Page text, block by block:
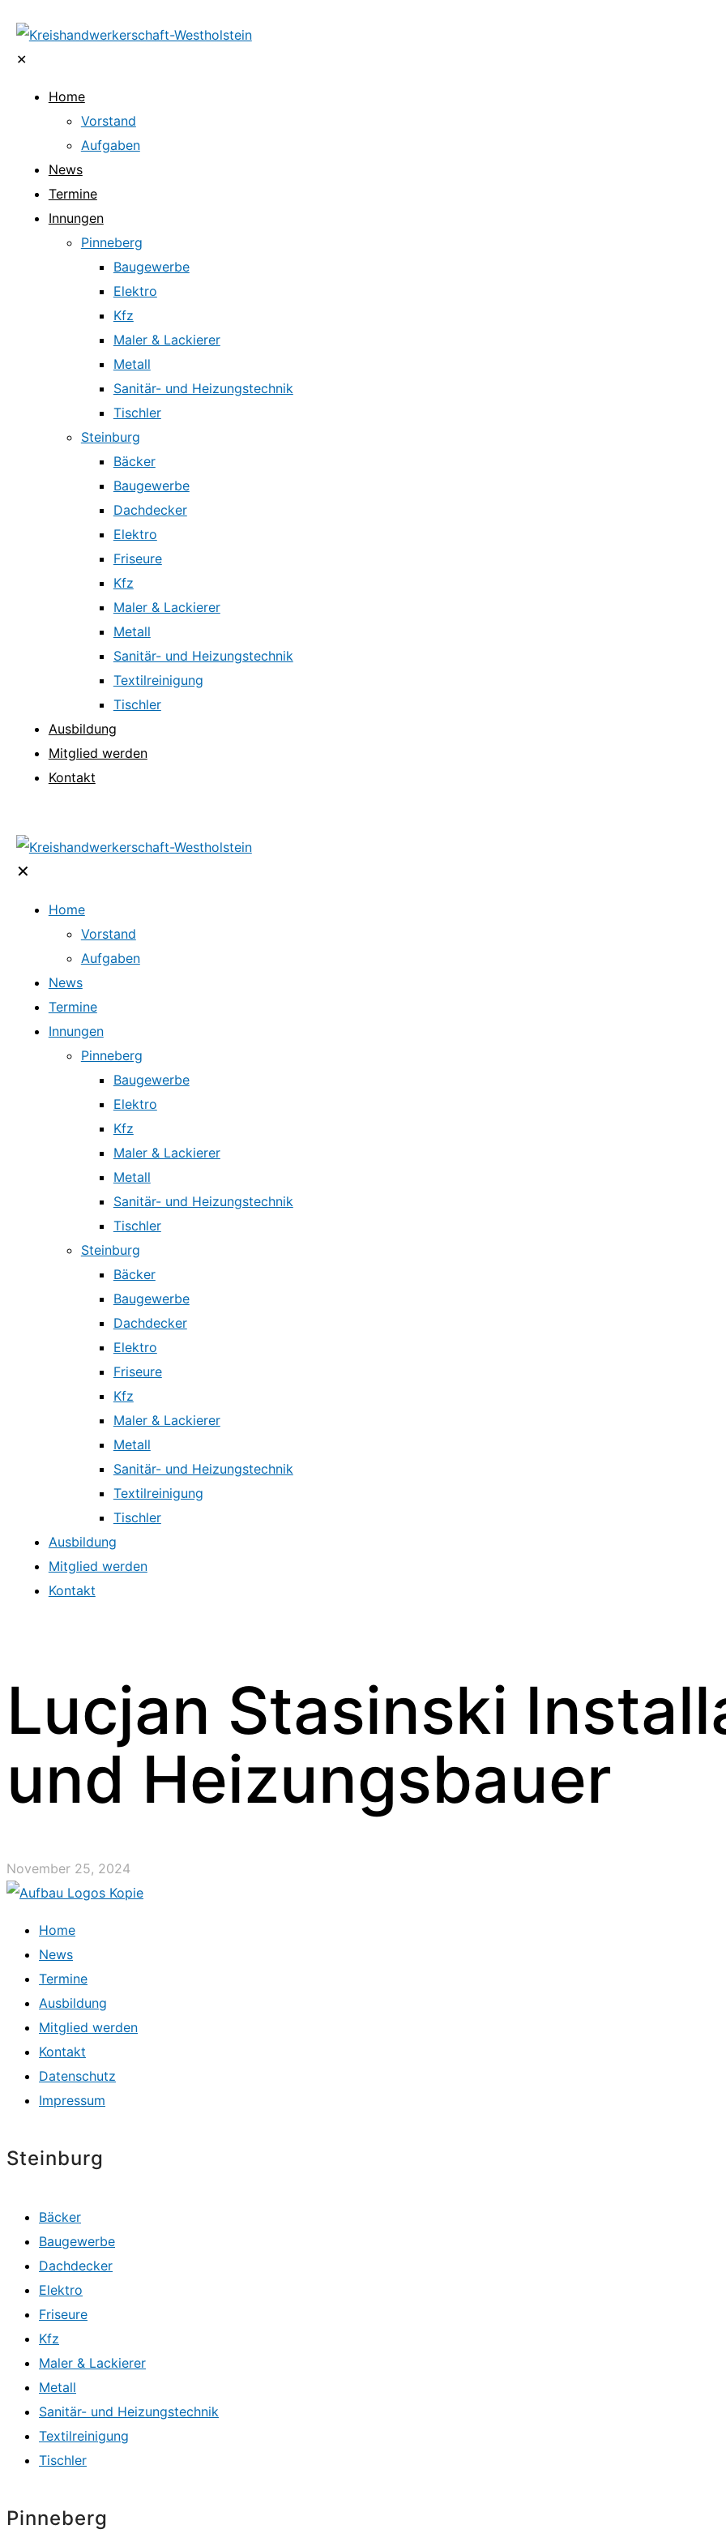
✕
Home
Vorstand
Aufgaben
News
Termine
Innungen
Pinneberg
Baugewerbe
Elektro
Kfz
Maler & Lackierer
Metall
Sanitär- und Heizungstechnik
Tischler
Steinburg
Bäcker
Baugewerbe
Dachdecker
Elektro
Friseure
Kfz
Maler & Lackierer
Metall
Sanitär- und Heizungstechnik
Textilreinigung
Tischler
Ausbildung
Mitglied werden
Kontakt
✕
Home
Vorstand
Aufgaben
News
Termine
Innungen
Pinneberg
Baugewerbe
Elektro
Kfz
Maler & Lackierer
Metall
Sanitär- und Heizungstechnik
Tischler
Steinburg
Bäcker
Baugewerbe
Dachdecker
Elektro
Friseure
Kfz
Maler & Lackierer
Metall
Sanitär- und Heizungstechnik
Textilreinigung
Tischler
Ausbildung
Mitglied werden
Kontakt
Lucjan Stasinski
und Heizungsbauer
November 25, 2024
Home
News
Termine
Ausbildung
Mitglied werden
Kontakt
Datenschutz
Impressum
Steinburg
Bäcker
Baugewerbe
Dachdecker
Elektro
Friseure
Kfz
Maler & Lackierer
Metall
Sanitär- und Heizungstechnik
Textilreinigung
Tischler
Pinneberg